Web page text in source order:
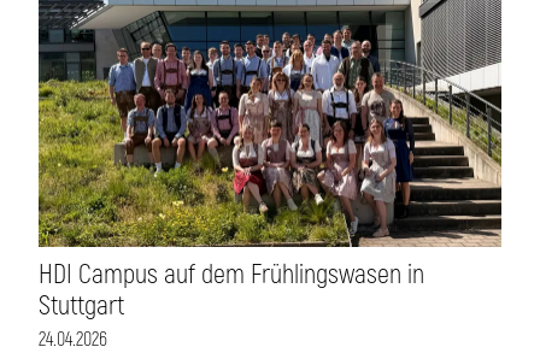
HDI Campus auf dem Frühlingswasen in
Stuttgart
24.04.2026